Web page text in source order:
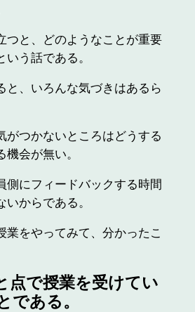
つと、どのようなことが重要
う話である。
と、いろんな気づきはあるら
がつかないところはどうする
会が無い。
にフィードバックする時間
からである。
業をやってみて、分かったこ
点で授業を受けてい
である。